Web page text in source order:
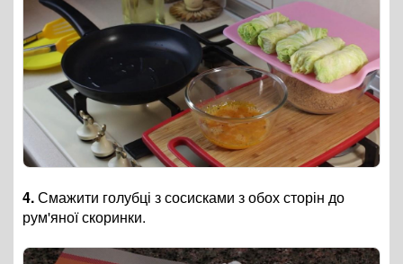
4.Смажити голубці з сосисками з обох сторін до
рум'яної скоринки.